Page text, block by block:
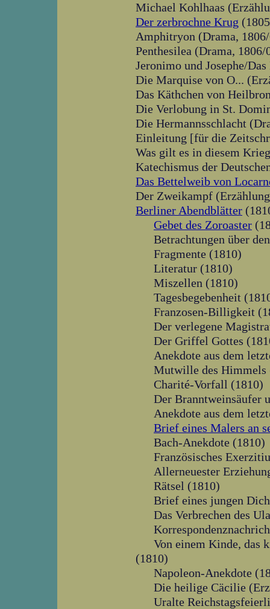
Michael Kohlhaas
Der zerbrochne Krug
Amphitryon (Drama,
Penthesilea (Drama, 1806/
Jeronimo und Josephe/
Die Marquise von O...
Das Käthchen von
Die Verlobung in St.
Die Hermannsschlacht
Einleitung [für die
Was gilt es in diesem
Katechismus der
Das Bettelweib von
Der Zweikampf
Berliner Abendblätter
Gebet des Zoroaster
Betrachtungen über
Fragmente (1810)
Literatur (1810)
Miszellen (1810)
Tagesbegebenheit
Franzosen-Billigkeit
Der verlegene
Der Griffel Gottes
Anekdote aus dem
Mutwille des Himmels
Charité-Vorfall (1810)
Der Branntweinsäufer
Anekdote aus dem
Brief eines Malers an
Bach-Anekdote (1810)
Französisches
Allerneuester
Rätsel (1810)
Brief eines jungen
Das Verbrechen des
Von einem Kinde, das
(1810)
Napoleon-Anekdote
Die heilige Cäcilie
Uralte